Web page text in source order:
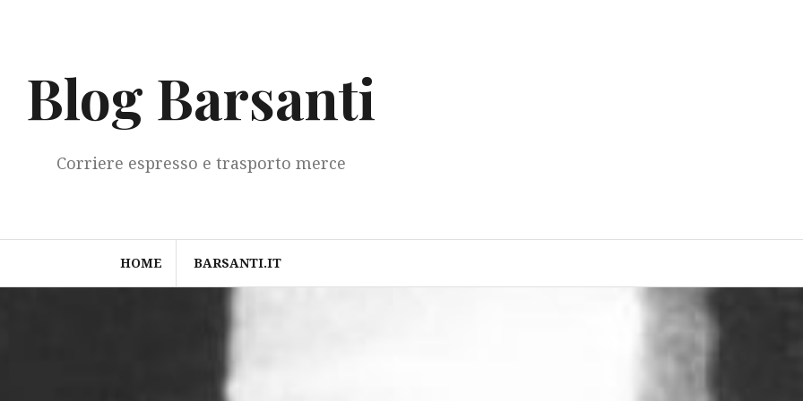
Blog Barsanti
Corriere espresso e trasporto merce
HOME BARSANTI.IT